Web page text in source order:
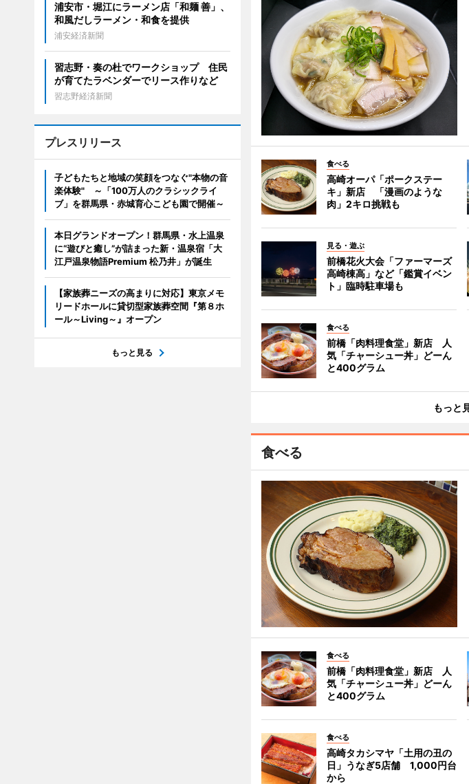
食べる
高崎オーパ「ポークステー
キ」新店 「漫画のような
肉」2キロ挑戦も
見る・遊ぶ
前橋花火大会「ファーマーズ
高崎棟高」など「鑑賞イベン
ト」臨時駐車場も
食べる
前橋「肉料理食堂」新店 人
気「チャーシュー丼」どーん
と400グラム
もっと
食べる
食べる
前橋「肉料理食堂」新店 人
気「チャーシュー丼」どーん
と400グラム
食べる
高崎タカシマヤ「土用の丑の
日」うなぎ5店舗 1,000円台
から
浦安市・堀江にラーメン店「和麺 善」、
和風だしラーメン・和食を提供
浦安経済新聞
習志野・奏の杜でワークショップ 住民
が育てたラベンダーでリース作りなど
習志野経済新聞
プレスリリース
子どもたちと地域の笑顔をつなぐ"本物の音
楽体験" ～「100万人のクラシックライ
ブ」を群馬県・赤城育心こども園で開催～
本日グランドオープン！群馬県・水上温泉
に“遊びと癒し”が詰まった新・温泉宿「大
江戸温泉物語Premium 松乃井」が誕生
【家族葬ニーズの高まりに対応】東京メモ
リードホールに貸切型家族葬空間『第８ホ
ール～Living～』オープン
もっと見る